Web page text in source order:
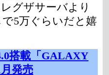
グザサーバより
5万ぐらいだと嬉
搭載「GALAXY
発売